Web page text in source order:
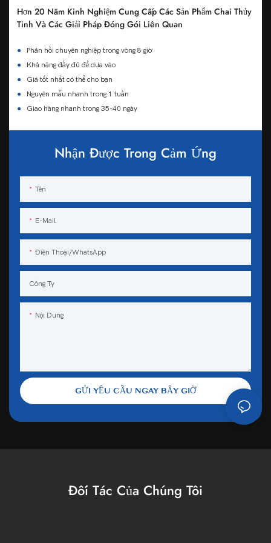
Hơn 20 Năm Kinh Nghiệm Cung Cấp Các Sản Phẩm Chai Thủy
Tinh Và Các Giải Pháp Đóng Gói Liên Quan
●
Phản hồi chuyên nghiệp trong vòng 8 giờ
●
Khả năng đầy đủ để dựa vào
●
Giá tốt nhất có thể cho bạn
●
Nguyên mẫu nhanh trong 1 tuần
●
Giao hàng nhanh trong 35-40 ngày
Nhận Được Trong Cảm Ứng
Tên
E-Mail
Điện Thoại/WhatsApp
Công Ty
Nội Dung
GỬI YÊU CẦU NGAY BÂY GIỜ
Đối Tác Của Chúng Tôi